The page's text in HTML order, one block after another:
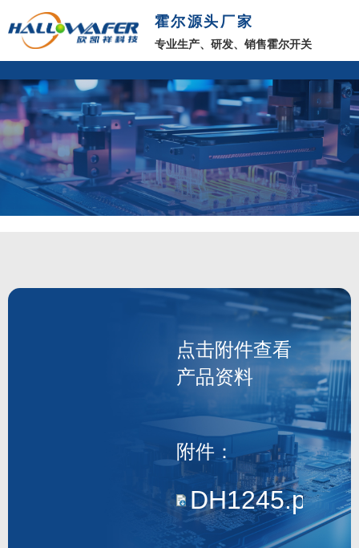
霍尔源头厂家
专业生产、研发、销售霍尔开关
点击附件查看
产品资料
附件：
DH1245.pdf